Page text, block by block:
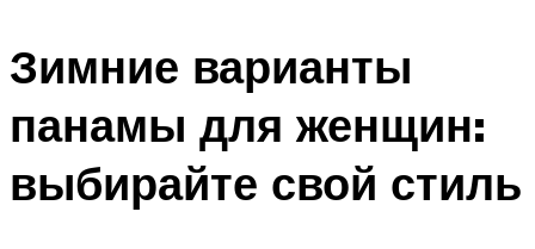
Зимние варианты
панамы для женщин:
выбирайте свой стиль